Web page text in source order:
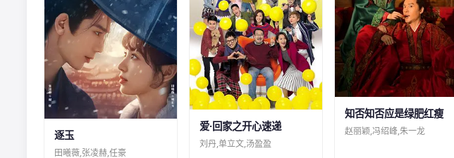
逐玉
田曦薇,张凌赫,任豪
爱·回家之开心速递
刘丹,单立文,汤盈盈
知否知否应是绿肥红瘦
赵丽颖,冯绍峰,朱一龙